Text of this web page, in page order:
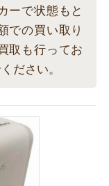
ーで状態もと
での買い取り
取も行ってお
ださい。